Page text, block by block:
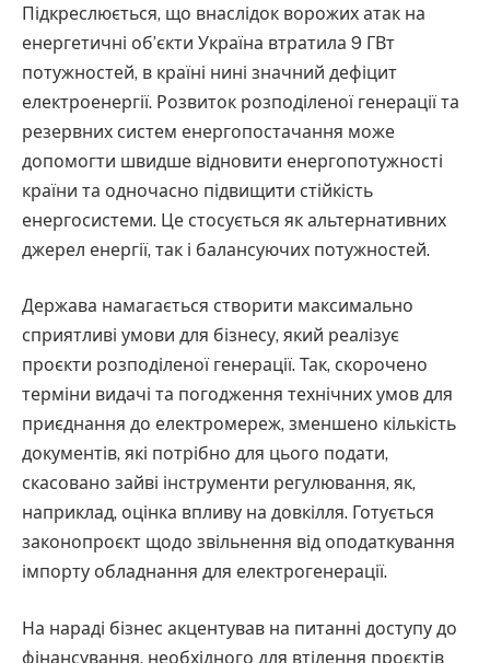
Підкреслюється, що внаслідок ворожих атак на
енергетичні об’єкти Україна втратила 9 ГВт
потужностей, в країні нині значний дефіцит
електроенергії. Розвиток розподіленої генерації та
резервних систем енергопостачання може
допомогти швидше відновити енергопотужності
країни та одночасно підвищити стійкість
енергосистеми. Це стосується як альтернативних
джерел енергії, так і балансуючих потужностей.
Держава намагається створити максимально
сприятливі умови для бізнесу, який реалізує
проєкти розподіленої генерації. Так, скорочено
терміни видачі та погодження технічних умов для
приєднання до електромереж, зменшено кількість
документів, які потрібно для цього подати,
скасовано зайві інструменти регулювання, як,
наприклад, оцінка впливу на довкілля. Готується
законопроєкт щодо звільнення від оподаткування
імпорту обладнання для електрогенерації.
На нараді бізнес акцентував на питанні доступу до
фінансування, необхідного для втілення проєктів